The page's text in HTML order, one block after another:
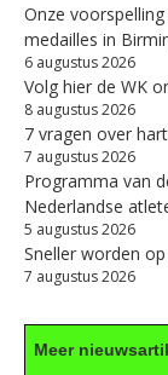
Onze
medailles in
6 augustus 2026
Volg hier de WK
8 augustus 2026
7 vragen over
7 augustus 2026
Programma van
Nederlandse
5 augustus 2026
Sneller worden
7 augustus 2026
Meer